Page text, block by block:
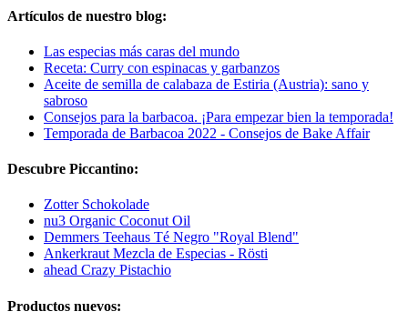
Artículos de nuestro blog:
Las especias más caras del mundo
Receta: Curry con espinacas y garbanzos
Aceite de semilla de calabaza de Estiria (Austria): sano y
sabroso
Consejos para la barbacoa. ¡Para empezar bien la temporada!
Temporada de Barbacoa 2022 - Consejos de Bake Affair
Descubre Piccantino:
Zotter Schokolade
nu3 Organic Coconut Oil
Demmers Teehaus Té Negro "Royal Blend"
Ankerkraut Mezcla de Especias - Rösti
ahead Crazy Pistachio
Productos nuevos: